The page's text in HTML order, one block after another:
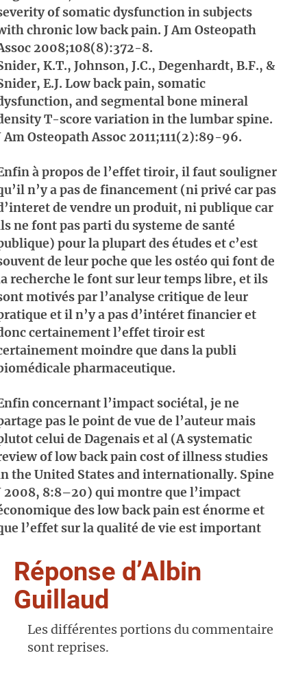
of somatic dysfunction in subjects
chronic low back pain. J Am Osteopath
2008;108(8):372-8.
K.T., Johnson, J.C., Degenhardt, B.F., &
E.J. Low back pain, somatic
and segmental bone mineral
T-score variation in the lumbar spine.
Am Osteopath Assoc 2011;111(2):89-96.
à propos de l’effet tiroir, il faut souligner
n’y a pas de financement (ni privé car pas
de vendre un produit, ni publique car
ne font pas parti du systeme de santé
pour la plupart des études et c’est
de leur poche que les ostéo qui font de
recherche le font sur leur temps libre, et ils
motivés par l’analyse critique de leur
et il n’y a pas d’intéret financier et
certainement l’effet tiroir est
moindre que dans la publi
pharmaceutique.
concernant l’impact sociétal, je ne
pas le point de vue de l’auteur mais
celui de Dagenais et al (A systematic
of low back pain cost of illness studies
the United States and internationally. Spine
2008, 8:8–20) qui montre que l’impact
des low back pain est énorme et
l’effet sur la qualité de vie est important
Réponse d’Albin
Guillaud
Les différentes portions du commentaire
sont reprises.